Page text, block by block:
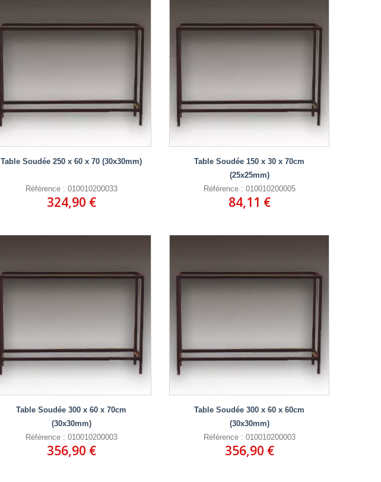
Table Soudée 250 x 60 x 70 (30x30mm)
Référence : 010010200033
324,90 €
Table Soudée 150 x 30 x 70cm
(25x25mm)
Référence : 010010200005
84,11 €
Table Soudée 300 x 60 x 70cm
(30x30mm)
Référence : 010010200003
356,90 €
Table Soudée 300 x 60 x 60cm
(30x30mm)
Référence : 010010200003
356,90 €